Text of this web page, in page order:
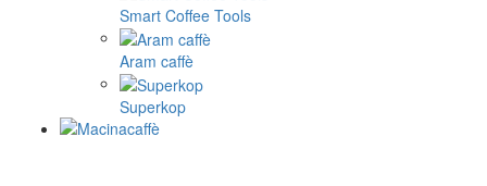
Smart Coffee Tools
Aram caffè
Superkop